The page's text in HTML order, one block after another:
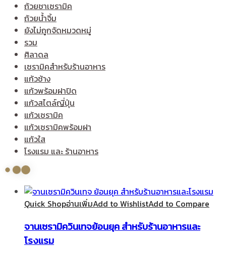
ถ้วยชาเซรามิค
ถ้วยน้ำจิ้ม
ยังไม่ถูกจัดหมวดหมู่
รวม
ศิลาดล
เซรามิคสำหรับร้านอาหาร
แก้วช้าง
แก้วพร้อมฝาปิด
แก้วสไตล์ญี่ปุ่น
แก้วเซรามิค
แก้วเซรามิคพร้อมฝา
แก้วใส
โรงแรม และ ร้านอาหาร
Quick Shopอ่านเพิ่มAdd to WishlistAdd to Compare
จานเซรามิควินเทจย้อนยุค สำหรับร้านอาหารและ
โรงแรม